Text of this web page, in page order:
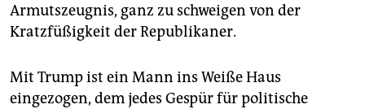
Armutszeugnis, ganz zu schweigen von der
Kratzfüßigkeit der Republikaner.
Mit Trump ist ein Mann ins Weiße Haus
eingezogen, dem jedes Gespür für politische